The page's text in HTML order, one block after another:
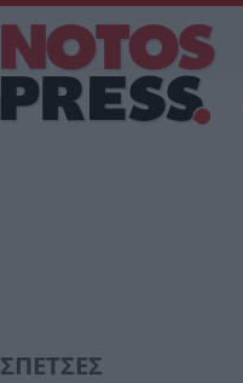
ΣΠΕΤΣΕΣ